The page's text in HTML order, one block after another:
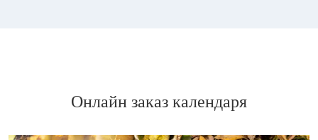
Онлайн заказ календаря